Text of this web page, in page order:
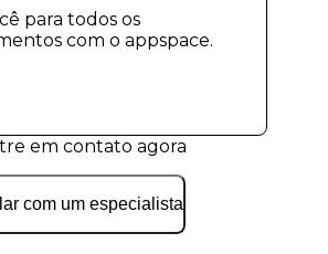
para todos os
com o appspace.
em contato agora
com um especialista